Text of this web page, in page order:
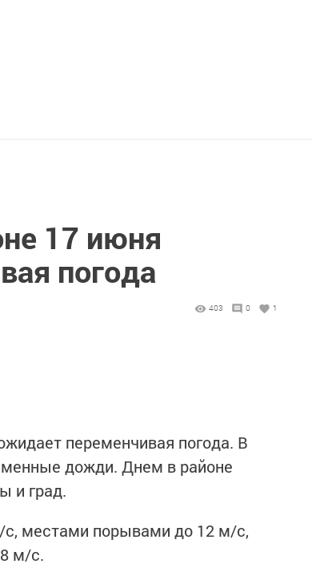
17 июня
погода
403 0 1
переменчивая погода. В
дожди. Днем в районе
и град.
с, местами порывами до 12 м/с,
м/с.